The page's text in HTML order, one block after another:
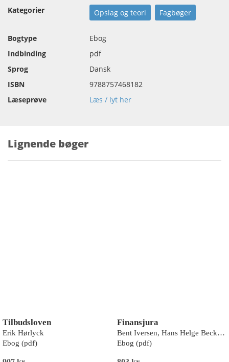
Kategorier
Opslag og teori Fagbøger
Bogtype
Ebog
Indbinding
pdf
Sprog
Dansk
ISBN
9788757468182
Læseprøve
Læs / lyt her
Lignende bøger
Tilbudsloven
Erik Hørlyck
Ebog (pdf)
Finansjura
Bent Iversen, Hans Helge Beck-Thomsen, Lars Hedegaard Kristensen, Torsten Iversen
Ebog (pdf)